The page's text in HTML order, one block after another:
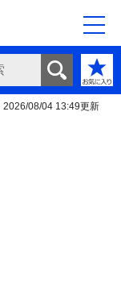
2026/08/04 13:49更新